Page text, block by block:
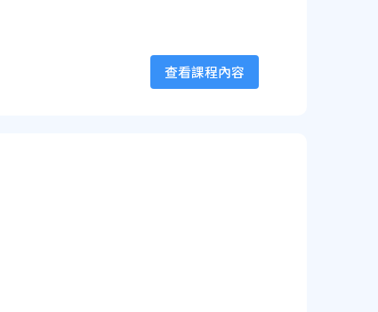
查看課程內容